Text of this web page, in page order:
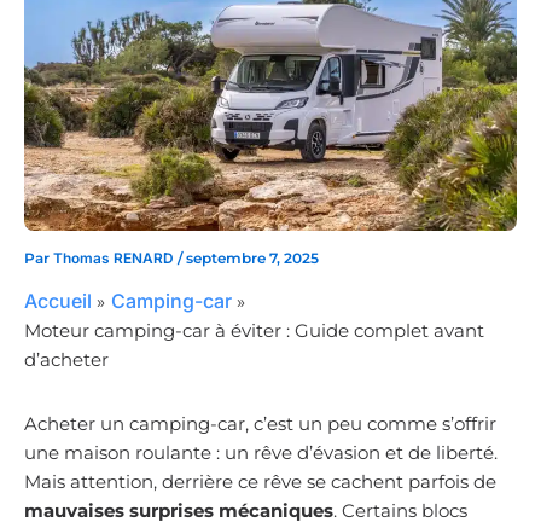
Par Thomas RENARD /septembre 7, 2025
Accueil Camping-car
Moteur camping-car à éviter : Guide complet avant
d’acheter
Acheter un camping-car, c’est un peu comme s’offrir
une maison roulante : un rêve d’évasion et de liberté.
Mais attention, derrière ce rêve se cachent parfois de
mauvaises surprises mécaniques. Certains blocs